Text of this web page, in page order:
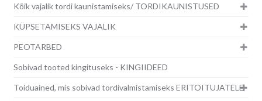
Kõik vajalik tordi kaunistamiseks/ TORDIKAUNISTUSED
KÜPSETAMISEKS VAJALIK
PEOTARBED
Sobivad tooted kingituseks - KINGIIDEED
Toiduained, mis sobivad tordivalmistamiseks ERITOITUJATELE